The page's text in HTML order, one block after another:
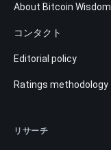
About Bitcoin Wisdom
コンタクト
Editorial policy
Ratings methodology
リサーチ